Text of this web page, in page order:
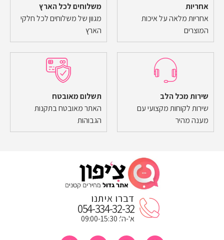
אחריות
אחריות מלאה על איכות
המוצרים
משלוחים לכל הארץ
מגוון של משלוחים לכל חלקי
הארץ
שירות מכל הלב
שירות לקוחות מקצועי עם
מענה מהיר
תשלום מאובטח
האתר מאובטח בתקנות
הגבוהות
דברו איתנו
054-334-32-32
א'-ה': 09:00-15:30